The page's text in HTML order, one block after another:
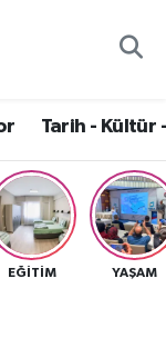
Tarih - Kültür
EĞITIM YAŞAM